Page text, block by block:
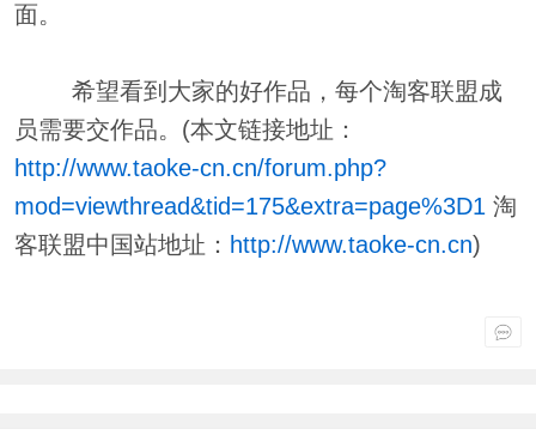
面。
希望看到大家的好作品，每个淘客联盟成
员需要交作品。(本文链接地址：
http://www.taoke-cn.cn/forum.php?
mod=viewthread&tid=175&extra=page%3D1淘
客联盟中国站地址： http://www.taoke-cn.cn)